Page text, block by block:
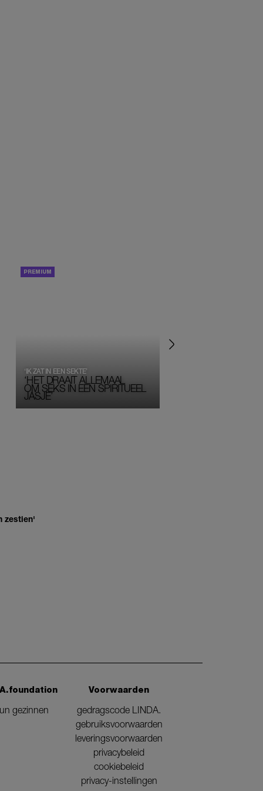
‘HET DRAAIT ALLEMAAL
OM SEKS IN EEN SPIRITUEEL
JASJE’
‘IK ZAT IN EEN SEKTE’
zestien'
gezinnen
Voorwaarden
gedragscode LINDA.
gebruiksvoorwaarden
leveringsvoorwaarden
privacybeleid
cookiebeleid
privacy-instellingen